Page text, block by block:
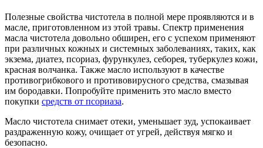
Полезные свойства чистотела в полной мере проявляются и в
масле, приготовленном из этой травы. Спектр применения
масла чистотела довольно обширен, его с успехом применяют
при различных кожных и системных заболеваниях, таких, как
экзема, диатез, псориаз, фурункулез, себорея, туберкулез кожи,
красная волчанка. Также масло используют в качестве
противогрибкового и противовирусного средства, смазывая
им бородавки. Попробуйте применить это масло вместо
покупки средств от псориаза.
Масло чистотела снимает отеки, уменьшает зуд, успокаивает
раздраженную кожу, очищает от угрей, действуя мягко и
безопасно.